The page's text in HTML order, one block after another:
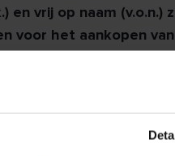
en vrij op naam (v.o.n.)
voor het aankopen